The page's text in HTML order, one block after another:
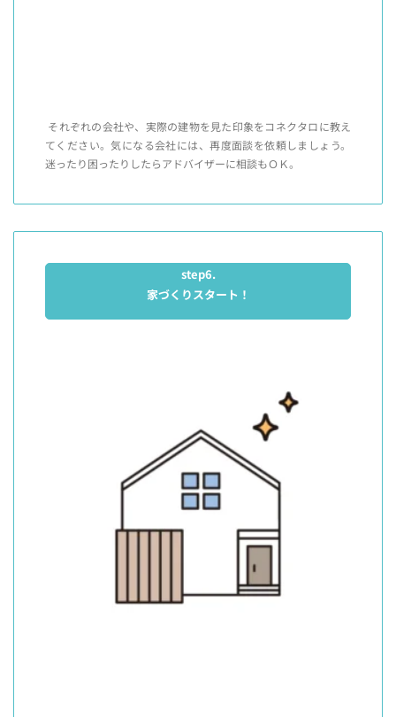
それぞれの会社や、実際の建物を見た印象をコネクタロに教え
てください。気になる会社には、再度面談を依頼しましょう。
迷ったり困ったりしたらアドバイザーに相談もＯＫ。
step6.
家づくりスタート！